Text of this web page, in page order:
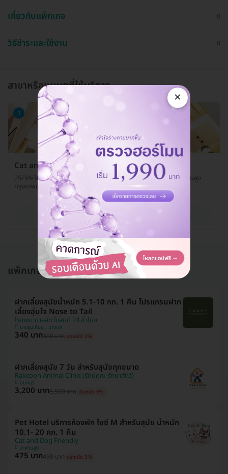
เกี่ยวกับแพ็กเกจ
วิธีชำระและใช้งาน
สาขาหรือแผนกที่ให้บริการ
1
Cat and Dog Friendly
25/34-36 หมู่บ้านเกศรี 2 ซ. รามคำแหง 124 แขวงสะพานสูง เขตสะพานสูง
กรุงเทพมหานคร 10240
ดูรายละเอียด
แพ็กเกจอื่นใน บริการฝากเลี้ยงสุนัข
ฝากเลี้ยงสุนัขน้ำหนัก 5.1-10 กก. 1 คืน โปรแกรมฝาก
เลี้ยงอุ่นใจ Nose to Tail
โรงพยาบาลสัตว์แสนดี 24 ชั่วโมง
บางขุนเทียน , บางแค
340 บาท350 บาท ประหยัด 3%
ฝากเลี้ยงสุนัข 7 วัน สำหรับสุนัขทุกขนาด
Rakcoon Animal Clinic (รักษ์คุณ รักษาสัตว์)
นนทบุรี
3,200 บาท3,500 บาท ประหยัด 9%
Pet Hotel บริการห้องพัก ไซซ์ M สำหรับสุนัข น้ำหนัก
10.1- 20 กก. 1 คืน
Cat and Dog Friendly
สะพานสูง
475 บาท490 บาท ประหยัด 3%
×